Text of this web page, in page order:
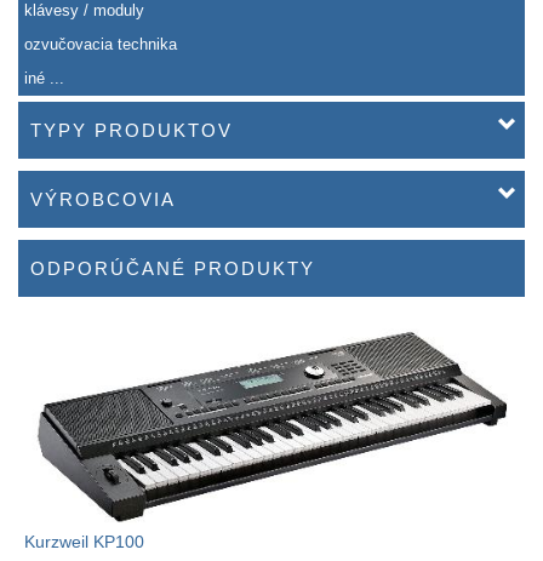
klávesy / moduly
ozvučovacia technika
iné ...
TYPY PRODUKTOV
VÝROBCOVIA
ODPORÚČANÉ PRODUKTY
Kurzweil KP100